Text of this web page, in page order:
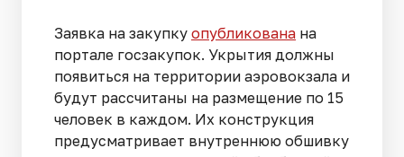
Заявка на закупку опубликована на
портале госзакупок. Укрытия должны
появиться на территории аэровокзала и
будут рассчитаны на размещение по 15
человек в каждом. Их конструкция
предусматривает внутреннюю обшивку